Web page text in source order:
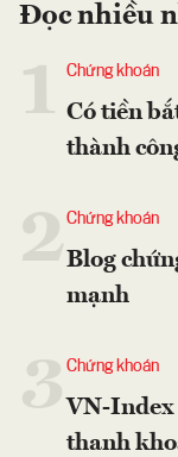
Đọc nhiều
Chứng khoán
Có tiền
thành
2Chứng khoán
Blog
mạnh
Chứng khoán
VN-Index
thanh